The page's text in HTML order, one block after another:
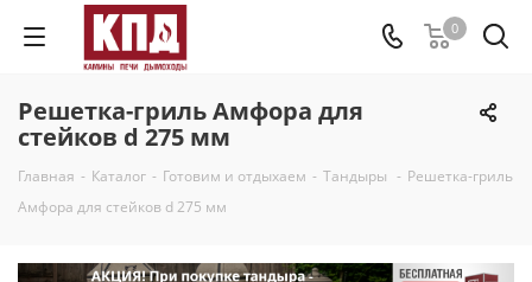
0
Решетка-гриль Амфора для
стейков d 275 мм
Главная - Каталог - Готовим и отдыхаем - Тандыры - Решетка-гриль
Амфора для стейков d 275 мм